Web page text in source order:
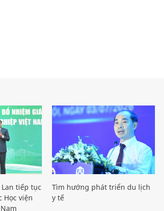
Lan tiếp tục
Học viện
Tìm hướng phát triển du lịch
y tế